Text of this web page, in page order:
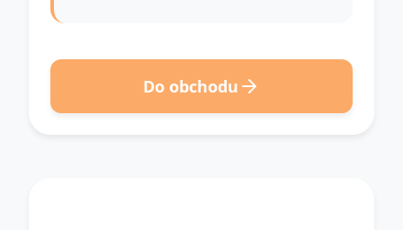
Do obchodu